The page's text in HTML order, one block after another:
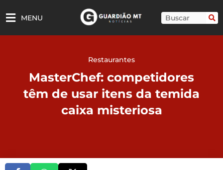
para
MENU Pesquisar
Restaurantes
MasterChef: competidores
têm de usar itens da temida
caixa misteriosa